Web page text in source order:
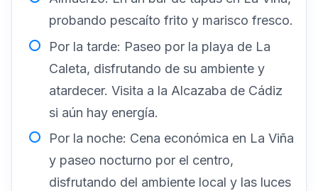
probando pescaíto frito y marisco fresco.
Por la tarde: Paseo por la playa de La
Caleta, disfrutando de su ambiente y
atardecer. Visita a la Alcazaba de Cádiz
si aún hay energía.
Por la noche: Cena económica en La Viña
y paseo nocturno por el centro,
disfrutando del ambiente local y las luces